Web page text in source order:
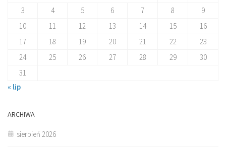
3
4 5 6 7 8
9
10
11 12 13 14 15
16
17
18 19 20 21 22
23
24
25 26 27 28 29
30
31
« lip
ARCHIWA
sierpień 2026